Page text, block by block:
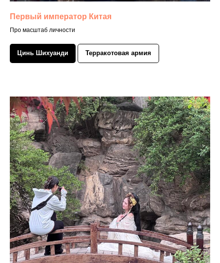
Первый император Китая
Про масштаб личности
Цинь Шихуанди Терракотовая армия